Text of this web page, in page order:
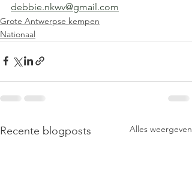
debbie.nkwv@gmail.com
Grote Antwerpse kempen
Nationaal
Recente blogposts Alles weergeven